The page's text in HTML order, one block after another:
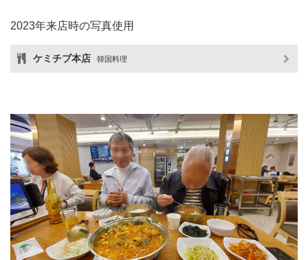
2023年来店時の写真使用
ケミチブ本店 韓国料理